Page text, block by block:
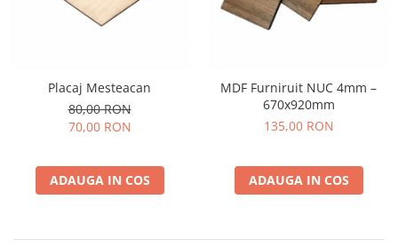
Placaj Mesteacan
80,00 RON
70,00 RON
ADAUGA IN COS
MDF Furniruit NUC 4mm –
670x920mm
135,00 RON
ADAUGA IN COS